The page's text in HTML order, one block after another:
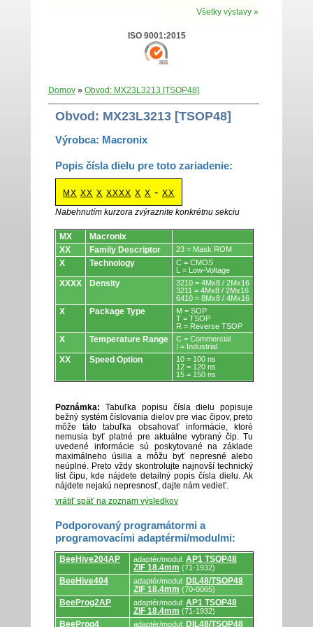
Všetky výstavy »
ISO 9001:2015
Domov » Obvod: MX23L3213 [TSOP48]
Obvod: MX23L3213 [TSOP48]
Výrobca: Macronix
Popis čísla dielu pre toto zariadenie:
MX XX X XXXX X X - XX
Nabehnutím kurzora zvýraznite konkrétnu sekciu
Obvody.
MX
Macronix
XX
Family Descriptor 23 = Mask ROM
X Technology
C = CMOS
L = Low-Voltage
XXXX Density
3210 = 4Mx8 / 2Mx16
3211 = 4Mx8 / 2Mx16
6410 = 8Mx8 / 4Mx16
X Package Type
M = SOP
T = TSOP
R = Reverse TSOP
X Temperature Range
C = Commercial
I = Industrial
XX Speed Option
10 = 100 ns
12 = 120 ns
15 = 150 ns
Poznámka: Tabuľka popisu čísla dielu popisuje
bežný systém číslovania dielov pre viac čipov, preto
môže táto tabuľka obsahovať informácie, ktoré
nemusia byť platné pre aktuálne vybraný čip. Tu
uvedené informácie sú poskytované na základe
maximálneho úsilia a môžu byť nepresné alebo
neúplné. Preto vždy skontrolujte najnovší technický
list čipu, kde nájdete detailný popis čísla dielu. Ak
nájdete nejakú nepresnosť, dajte nám vedieť.
vrátiť späť na zoznam výsledkov
Podporovaný programátormi a
programovacími adaptérmi/modulmi:
Podporovaný
programátormi
a
programovacími
BeeHive204AP adaptér/modul: AP1 TSOP48
ZIF 18.4mm (71-1932)
BeeHive404 adaptér/modul: DIL48/TSOP48
ZIF 18.4mm (70-0065)
BeeProg2AP adaptér/modul: AP1 TSOP48
ZIF 18.4mm (71-1932)
BeeProg4 adaptér/modul: DIL48/TSOP48